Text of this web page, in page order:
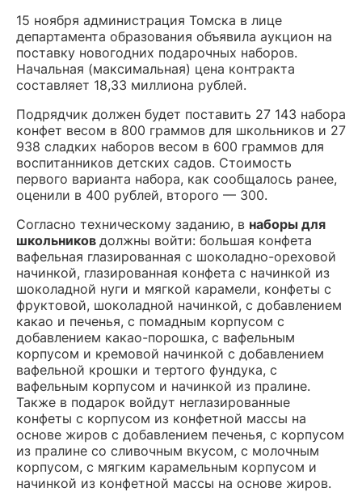
15 ноября администрация Томска в лице
департамента образования объявила аукцион на
поставку новогодних подарочных наборов.
Начальная (максимальная) цена контракта
составляет 18,33 миллиона рублей.
Подрядчик должен будет поставить 27 143 набора
конфет весом в 800 граммов для школьников и 27
938 сладких наборов весом в 600 граммов для
воспитанников детских садов. Стоимость
первого варианта набора, как сообщалось ранее,
оценили в 400 рублей, второго — 300.
Согласно техническому заданию, в наборы для
школьников должны войти: большая конфета
вафельная глазированная с шоколадно-ореховой
начинкой, глазированная конфета с начинкой из
шоколадной нуги и мягкой карамели, конфеты с
фруктовой, шоколадной начинкой, с добавлением
какао и печенья, с помадным корпусом с
добавлением какао-порошка, с вафельным
корпусом и кремовой начинкой с добавлением
вафельной крошки и тертого фундука, с
вафельным корпусом и начинкой из пралине.
Также в подарок войдут неглазированные
конфеты с корпусом из конфетной массы на
основе жиров с добавлением печенья, с корпусом
из пралине со сливочным вкусом, с молочным
корпусом, с мягким карамельным корпусом и
начинкой из конфетной массы на основе жиров.